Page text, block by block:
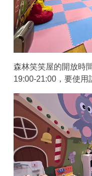
森林笑笑屋的開放時
19:00-21:00，要使用